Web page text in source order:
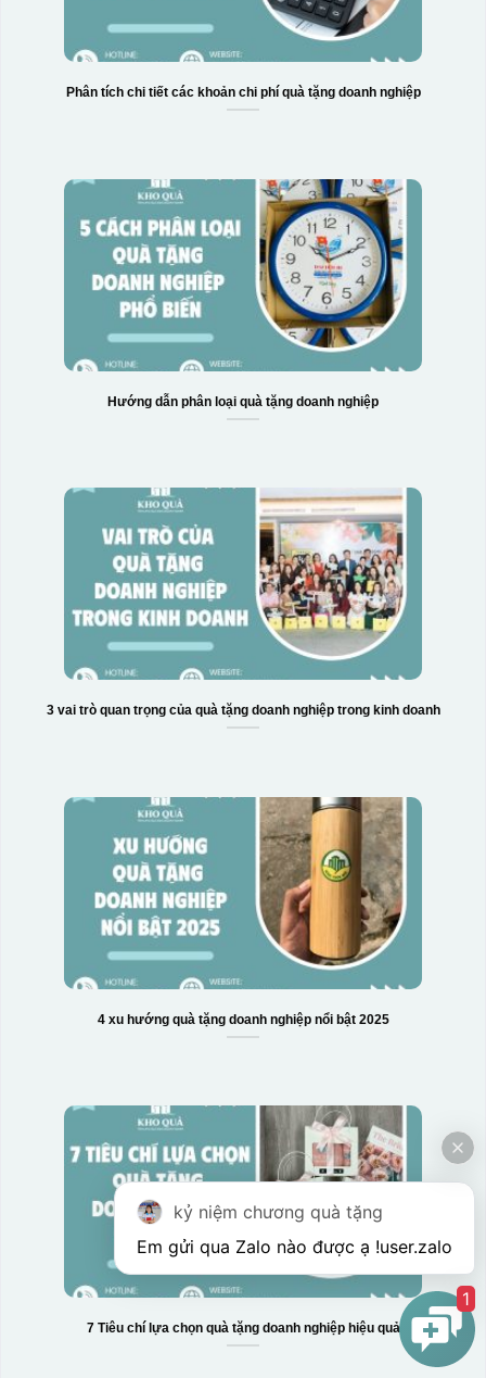
Hộp xi 2 cốc
Phân tích chi tiết các khoản chi phí quà tặng doanh nghiệp
Hướng dẫn phân loại quà tặng doanh nghiệp
3 vai trò quan trọng của quà tặng doanh nghiệp trong kinh doanh
4 xu hướng quà tặng doanh nghiệp nổi bật 2025
7 Tiêu chí lựa chọn quà tặng doanh nghiệp hiệu quả
kỷ niệm chương quà tặng
Em gửi qua Zalo nào được ạ !user.zalo
1